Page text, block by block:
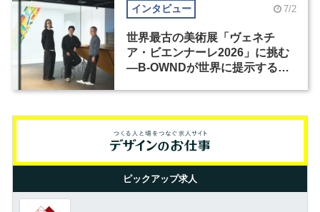
インタビュー 7/2
世界最古の美術展「ヴェネチ
ア・ビエンナーレ2026」に挑む
―B-OWNDが世界に提示する美
ピックアップ求人